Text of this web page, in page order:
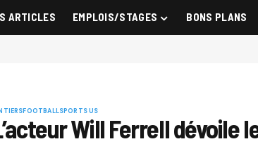
ARTICLES EMPLOIS/STAGES BONS PLANS
FOOTBALLSPORTS US
Will Ferrell